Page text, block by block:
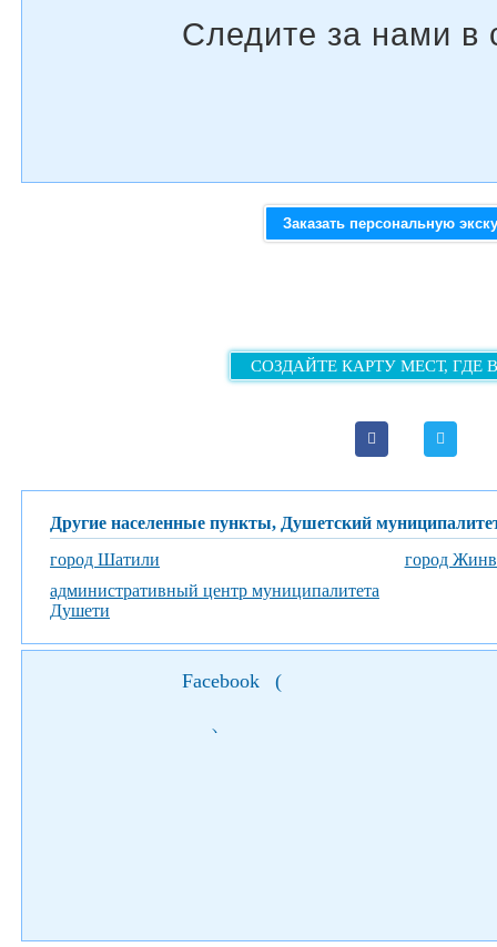
Заказать персональную
СОЗДАЙТЕ КАРТУ МЕСТ, ГДЕ
Другие населенные пункты, Душетский
город Шатили
город
административный центр муниципалитета
Душети
Facebook (
)